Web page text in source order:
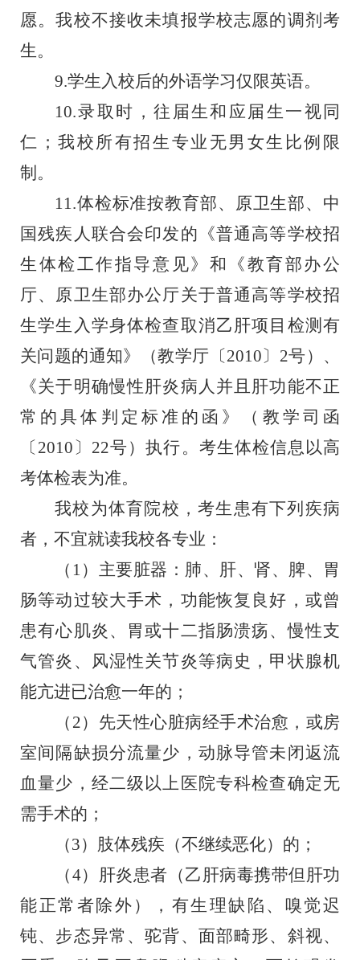
愿。我校不接收未填报学校志愿的调剂考
生。
9.学生入校后的外语学习仅限英语。
10.录取时，往届生和应届生一视同
仁；我校所有招生专业无男女生比例限
制。
11.体检标准按教育部、原卫生部、中
国残疾人联合会印发的《普通高等学校招
生体检工作指导意见》和《教育部办公
厅、原卫生部办公厅关于普通高等学校招
生学生入学身体检查取消乙肝项目检测有
关问题的通知》（教学厅〔2010〕 2号）、
《关于明确慢性肝炎病人并且肝功能不正
常的具体判定标准的 函 》（教学司函
〔 2010〕22号）执行。考生体检信息以高
考体检表为准。
我校为体育院校，考生患有下列疾病
者，不宜就读我校各专业：
（ 1）主要脏器：肺、肝、肾、脾、胃
肠等动过较大手术，功能恢复良好，或曾
患有心肌炎、胃或十二指肠溃疡、慢性支
气管炎、风湿性关节炎等病史，甲状腺机
能亢进已治愈一年的；
（ 2）先天性心脏病经手术治愈，或房
室间隔缺损分流量少，动脉导管未闭返流
血量少，经二级以上医院专科检查确定无
需手术的；
（3）肢体残疾（不继续恶化）的；
（4）肝炎患者（乙肝病毒携带但肝功
能正常者除外），有生理缺陷、嗅觉迟
钝、步态异常、驼背、面部畸形、斜视、